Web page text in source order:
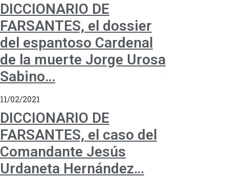
DICCIONARIO DE
FARSANTES, el dossier
del espantoso Cardenal
de la muerte Jorge Urosa
Sabino…
11/02/2021
DICCIONARIO DE
FARSANTES, el caso del
Comandante Jesús
Urdaneta Hernández…